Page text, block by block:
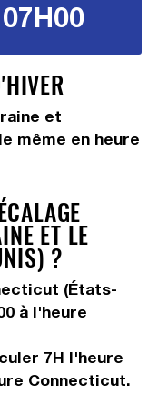
et
même en heure
ET LE
?
(États-
à l'heure
7H l'heure
Connecticut.